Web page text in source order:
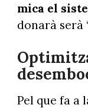
mica el
donarà serà
Pel que fa a